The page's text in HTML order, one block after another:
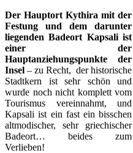
Der Hauptort Kythira mit der
Festung und dem darunter
liegenden Badeort Kapsali ist
einer der
Hauptanziehungspunkte der
Insel – zu Recht, der historische
Stadtkern ist sehr schön und
wurde noch nicht komplett vom
Tourismus vereinnahmt, und
Kapsali ist ein fast ein bisschen
altmodischer, sehr griechischer
Badeort… beides zum
Verlieben!